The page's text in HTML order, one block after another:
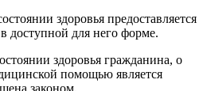
здоровья предоставляется
доступной для него форме.
здоровья гражданина, о
помощью является
законом.